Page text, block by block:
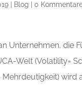
Blog |0
Unternehmen, die
Welt (Volatility=